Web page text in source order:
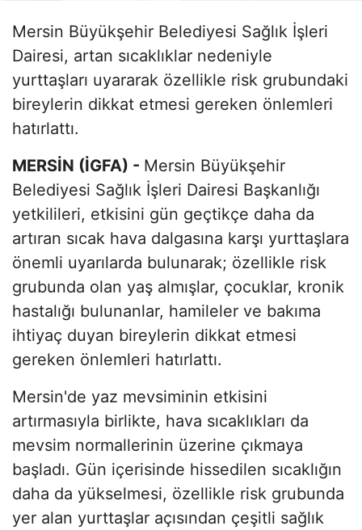
Mersin Büyükşehir Belediyesi Sağlık İşleri
Dairesi, artan sıcaklıklar nedeniyle
yurttaşları uyararak özellikle risk grubundaki
bireylerin dikkat etmesi gereken önlemleri
hatırlattı.
MERSİN (İGFA) - Mersin Büyükşehir
Belediyesi Sağlık İşleri Dairesi Başkanlığı
yetkilileri, etkisini gün geçtikçe daha da
artıran sıcak hava dalgasına karşı yurttaşlara
önemli uyarılarda bulunarak; özellikle risk
grubunda olan yaş almışlar, çocuklar, kronik
hastalığı bulunanlar, hamileler ve bakıma
ihtiyaç duyan bireylerin dikkat etmesi
gereken önlemleri hatırlattı.
Mersin'de yaz mevsiminin etkisini
artırmasıyla birlikte, hava sıcaklıkları da
mevsim normallerinin üzerine çıkmaya
başladı. Gün içerisinde hissedilen sıcaklığın
daha da yükselmesi, özellikle risk grubunda
yer alan yurttaşlar açısından çeşitli sağlık